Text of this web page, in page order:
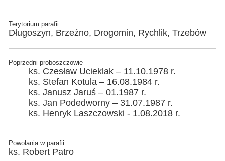
Terytorium parafii
Długoszyn, Brzeźno, Drogomin, Rychlik, Trzebów
Poprzedni proboszczowie
ks. Czesław Ucieklak – 11.10.1978 r.
ks. Stefan Kotula – 16.08.1984 r.
ks. Janusz Jaruś – 01.1987 r.
ks. Jan Podedworny – 31.07.1987 r.
ks. Henryk Laszczowski - 1.08.2018 r.
Powołania w parafii
ks. Robert Patro